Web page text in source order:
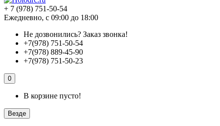
+ 7 (978) 751-50-54
Ежедневно, с 09:00 до 18:00
Не дозвонились? Заказ звонка!
+7(978) 751-50-54
+7(978) 889-45-90
+7(978) 751-50-23
0
В корзине пусто!
Везде